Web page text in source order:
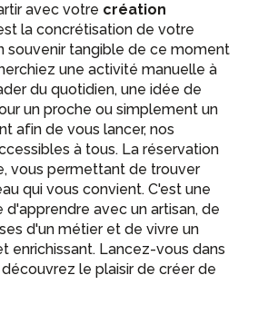
avec votre création
la concrétisation de votre
souvenir tangible de ce moment
une activité manuelle à
du quotidien, une idée de
un proche ou simplement un
afin de vous lancer, nos
à tous. La réservation
vous permettant de trouver
qui vous convient. C'est une
avec un artisan, de
d'un métier et de vivre un
enrichissant. Lancez-vous dans
le plaisir de créer de